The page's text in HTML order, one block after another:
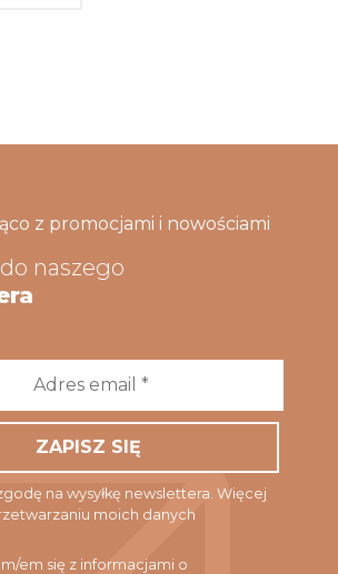
z promocjami i nowościami
naszego
*
na wysyłkę newslettera. Więcej
moich danych
em się z informacjami o